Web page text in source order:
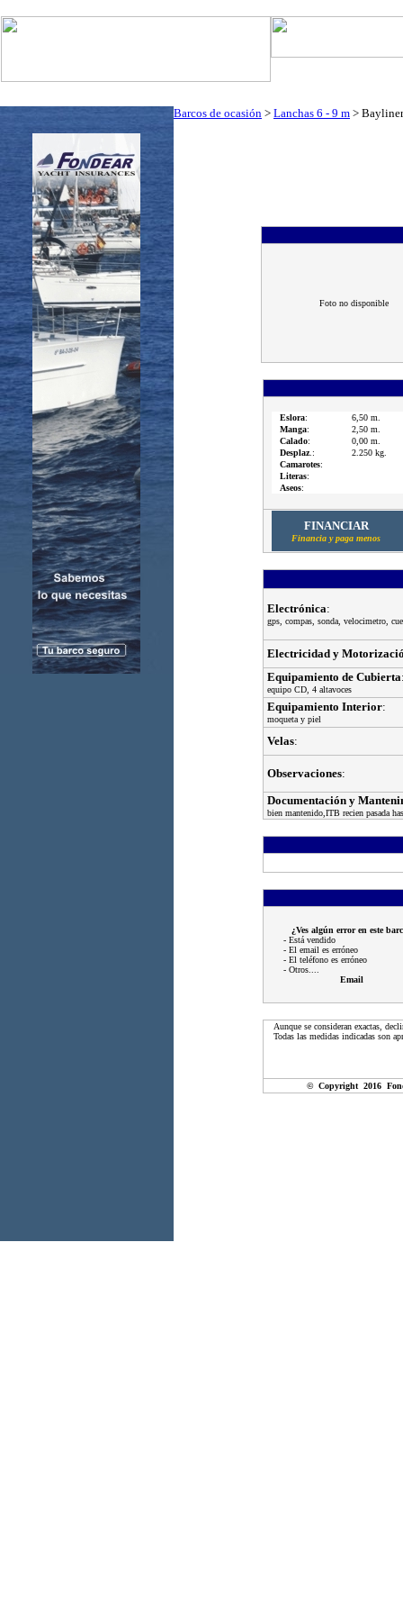
Barcos de ocasión > Lanchas 6 - 9 m >
Foto no disponible
Eslora:
6,50 m.
Manga:
2,50 m.
Calado:
0,00 m.
Desplaz.:
2.250 kg.
Camarotes:
Literas:
Aseos:
FINANCIAR
Financia y paga menos
Electrónica:
gps, compas, sonda, velocimetro,
Electricidad y
Equipamiento de Cubierta
equipo CD, 4 altavoces
Equipamiento Interior:
moqueta y piel
Velas:
Observaciones:
Documentación y
bien mantenido,ITB recien pasada
¿Ves algún error en este
- Está vendido
- El email es erróneo
- El teléfono es erróneo
- Otros....
Email
Aunque se consideran exactas,
Todas las medidas indicadas son
© Copyright 2016